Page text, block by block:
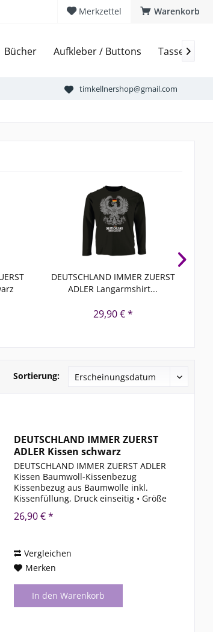
Warenkorb
Merkzettel
Bücher Aufkleber / Buttons Tassen &

timkellnershop@gmail.com
DEUTSCHLAND IMMER ZUERST
ADLER Langarmshirt...
29,90 € *
Sortierung:
DEUTSCHLAND IMMER ZUERST
ADLER Kissen schwarz
DEUTSCHLAND IMMER ZUERST ADLER
Kissen Baumwoll-Kissenbezug
Kissenbezug aus Baumwolle inkl.
Kissenfüllung, Druck einseitig • Größe
26,90 € *
Vergleichen
Merken
In den Warenkorb